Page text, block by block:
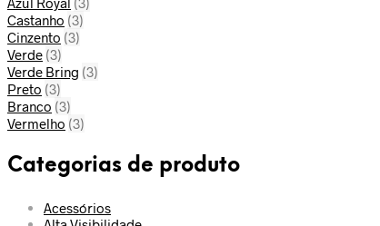
Castanho (3)
Cinzento (3)
Verde (3)
Verde Bring (3)
Preto (3)
Branco (3)
Vermelho (3)
Categorias de produto
Acessórios